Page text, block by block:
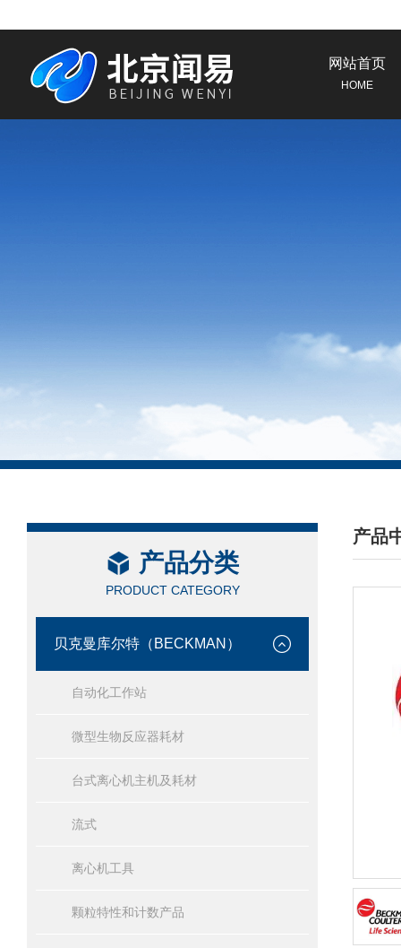
网站首页
HOME
产品分类
PRODUCT CATEGORY
贝克曼库尔特（BECKMAN）
自动化工作站
微型生物反应器耗材
台式离心机主机及耗材
流式
离心机工具
颗粒特性和计数产品
产品
/